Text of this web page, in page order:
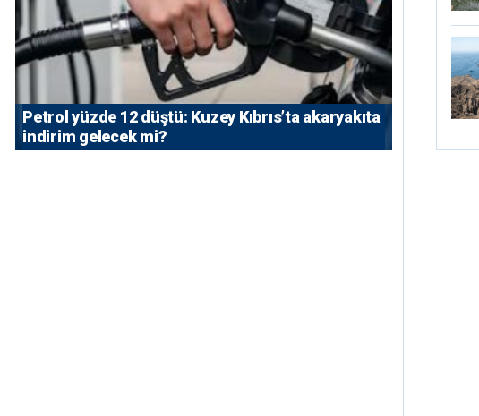
Petrol yüzde 12 düştü: Kuzey Kıbrıs’ta akaryakıta
indirim gelecek mi?